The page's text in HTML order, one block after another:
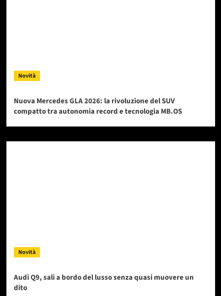
Novità
Nuova Mercedes GLA 2026: la rivoluzione del SUV
compatto tra autonomia record e tecnologia MB.OS
Novità
Audi Q9, sali a bordo del lusso senza quasi muovere un
dito